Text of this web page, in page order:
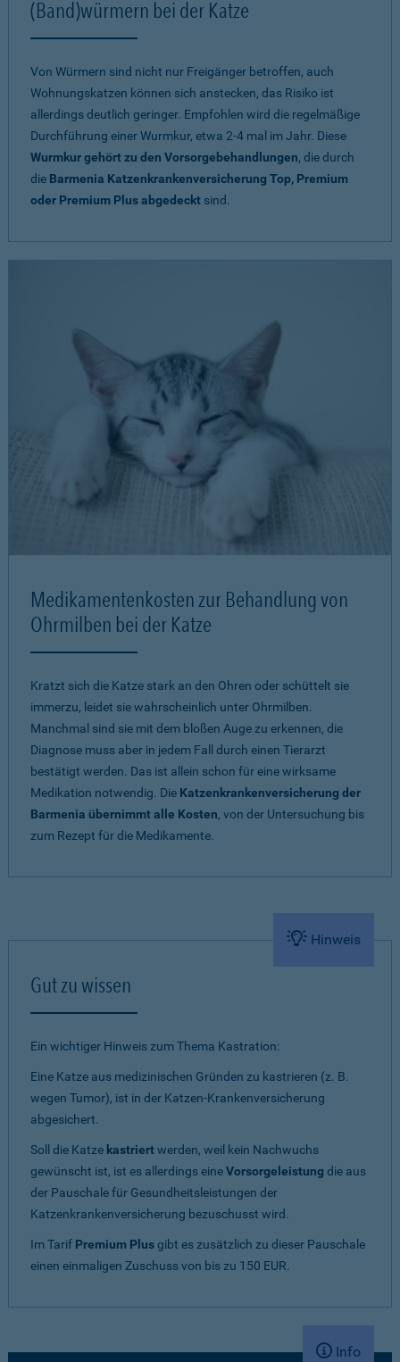
(Band)würmern bei der Katze
Von Würmern sind nicht nur Freigänger betroffen, auch
Wohnungskatzen können sich anstecken, das Risiko ist
allerdings deutlich geringer. Empfohlen wird die regelmäßige
Durchführung einer Wurmkur, etwa 2-4 mal im Jahr. Diese
Wurmkur gehört zu den Vorsorgebehandlungen, die durch
die Barmenia Katzenkrankenversicherung Top, Premium
oder Premium Plus abgedeckt sind.
Medikamentenkosten zur Behandlung von
Ohrmilben bei der Katze
Kratzt sich die Katze stark an den Ohren oder schüttelt sie
immerzu, leidet sie wahrscheinlich unter Ohrmilben.
Manchmal sind sie mit dem bloßen Auge zu erkennen, die
Diagnose muss aber in jedem Fall durch einen Tierarzt
bestätigt werden. Das ist allein schon für eine wirksame
Medikation notwendig. Die Katzenkrankenversicherung der
Barmenia übernimmt alle Kosten, von der Untersuchung bis
zum Rezept für die Medikamente.
Hinweis
Gut zu wissen
Ein wichtiger Hinweis zum Thema Kastration:
Eine Katze aus medizinischen Gründen zu kastrieren (z. B.
wegen Tumor), ist in der Katzen-Krankenversicherung
abgesichert.
Soll die Katze kastriertwerden, weil kein Nachwuchs
gewünscht ist, ist es allerdings eineVorsorgeleistung die aus
der Pauschale für Gesundheitsleistungen der
Katzenkrankenversicherung bezuschusst wird.
Im Tarif Premium Plusgibt es zusätzlich zu dieser Pauschale
einen einmaligen Zuschuss von bis zu 150 EUR.
Info